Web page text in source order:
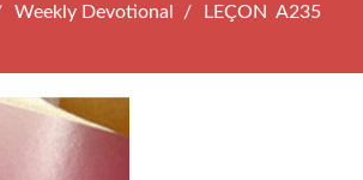
Weekly Devotional LEÇON A235